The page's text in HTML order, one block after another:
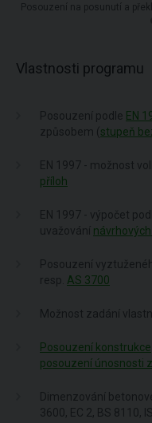
Posouzení na posunutí a
Vlastnosti programu
Posouzení podle EN
způsobem ( stupeň
EN 1997 - možnost
příloh
EN 1997 - výpočet
uvažování
Posouzení
resp. AS 3700
Možnost zadání
Posouzení konstrukce
posouzení únosnosti
Dimenzování
3600, EC 2, BS 8110,